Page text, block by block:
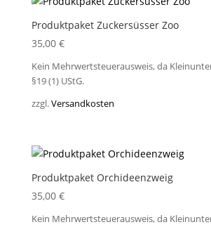
Produktpaket Zuckersüsser Zoo
35,00 €
Kein Mehrwertsteuerausweis, da
§19 (1) UStG.
zzgl.Versandkosten
Produktpaket Orchideenzweig
35,00 €
Kein Mehrwertsteuerausweis, da